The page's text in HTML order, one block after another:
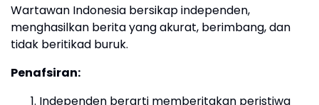
Wartawan Indonesia bersikap independen,
menghasilkan berita yang akurat, berimbang, dan
tidak beritikad buruk.
Penafsiran:
Independen berarti memberitakan peristiwa